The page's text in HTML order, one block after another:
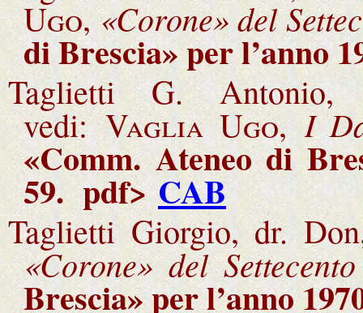
Ugo, «Corone» del
di Brescia» per l’anno
Taglietti G. Antonio,
vedi:Vaglia Ugo, I
«Comm. Ateneo di
59. pdf> CAB
Taglietti Giorgio, dr.
«Corone» del
Brescia» per l’anno